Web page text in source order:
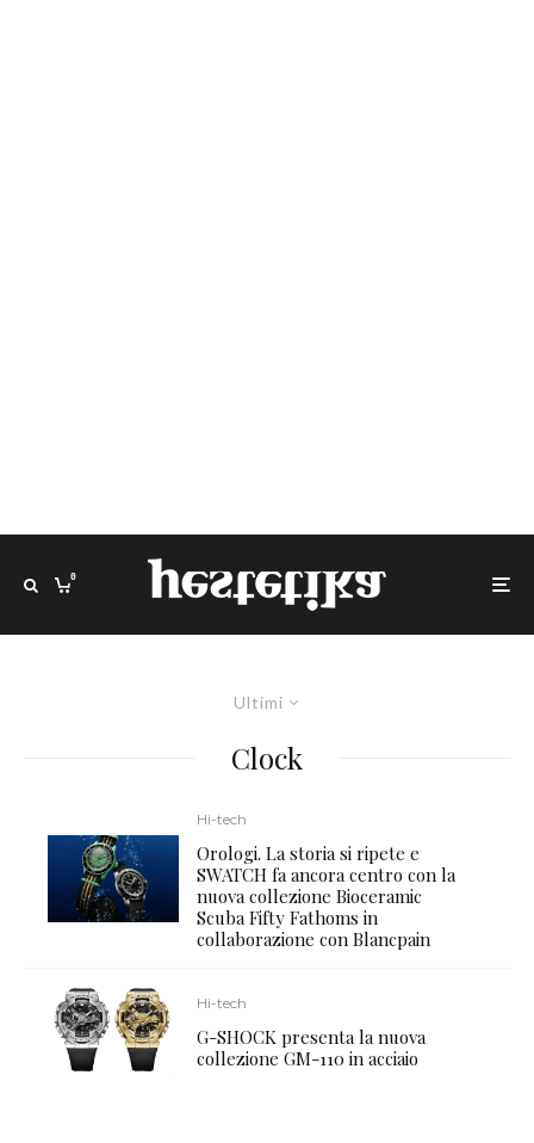
0
Ultimi
Clock
Hi-tech
Orologi. La storia si ripete e
SWATCH fa ancora centro con la
nuova collezione Bioceramic
Scuba Fifty Fathoms in
collaborazione con Blancpain
Hi-tech
G-SHOCK presenta la nuova
collezione GM-110 in acciaio